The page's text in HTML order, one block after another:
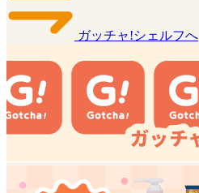
ガッチャ!シェルフへ